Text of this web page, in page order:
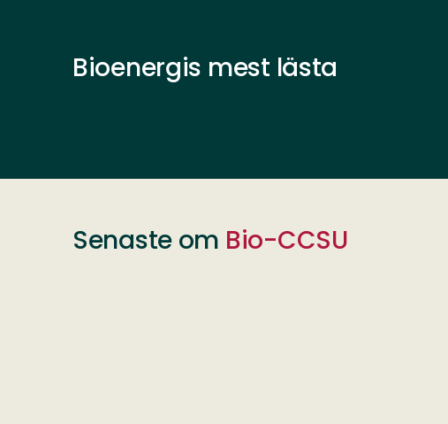
Bioenergis mest lästa
Senaste om Bio-CCSU